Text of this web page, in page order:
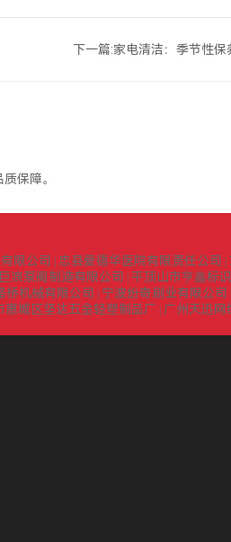
下一篇:家电清洁：季节性保
保障。
限公司 忠县爱德华医院有限责任公司
浪泵阀制造有限公司 平顶山市亨鑫标
机械有限公司 宁波纷奇刷业有限公司
惠城区坚达五金轻塑制品厂 广州天迅网